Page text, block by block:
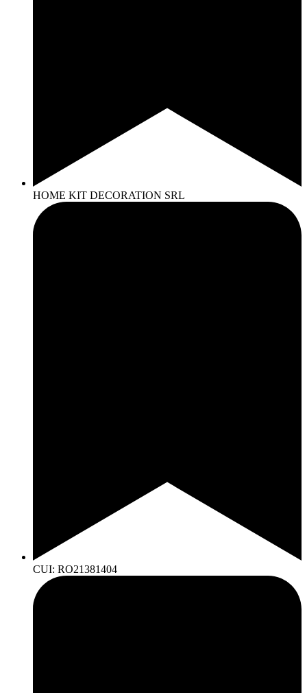
HOME KIT DECORATION SRL
CUI: RO21381404